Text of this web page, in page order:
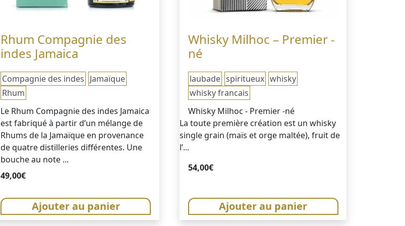
Rhum Compagnie des
indes Jamaica
Compagnie des indes Jamaïque
Rhum
Le Rhum Compagnie des indes Jamaica
est fabriqué à partir d’un mélange de
Rhums de la Jamaïque en provenance
de quatre distilleries différentes. Une
bouche au note ...
49,00€
Ajouter au panier
Whisky Milhoc – Premier -
né
laubade spiritueux whisky
whisky francais
Whisky Milhoc - Premier -né
La toute première création est un whisky
single grain (maïs et orge maltée), fruit de
l’...
54,00€
Ajouter au panier